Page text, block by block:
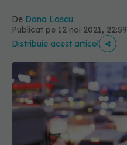
De Dana Lascu
Publicat pe 12 noi 2021, 22:59
Distribuie acest articol